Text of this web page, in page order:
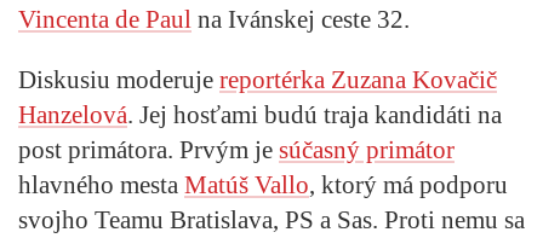
Vincenta de Paul na Ivánskej ceste 32.
Diskusiu moderuje reportérka Zuzana Kovačič
Hanzelová. Jej hosťami budú traja kandidáti na
post primátora. Prvým je súčasný primátor
hlavného mesta Matúš Vallo, ktorý má podporu
svojho Teamu Bratislava, PS a Sas. Proti nemu sa